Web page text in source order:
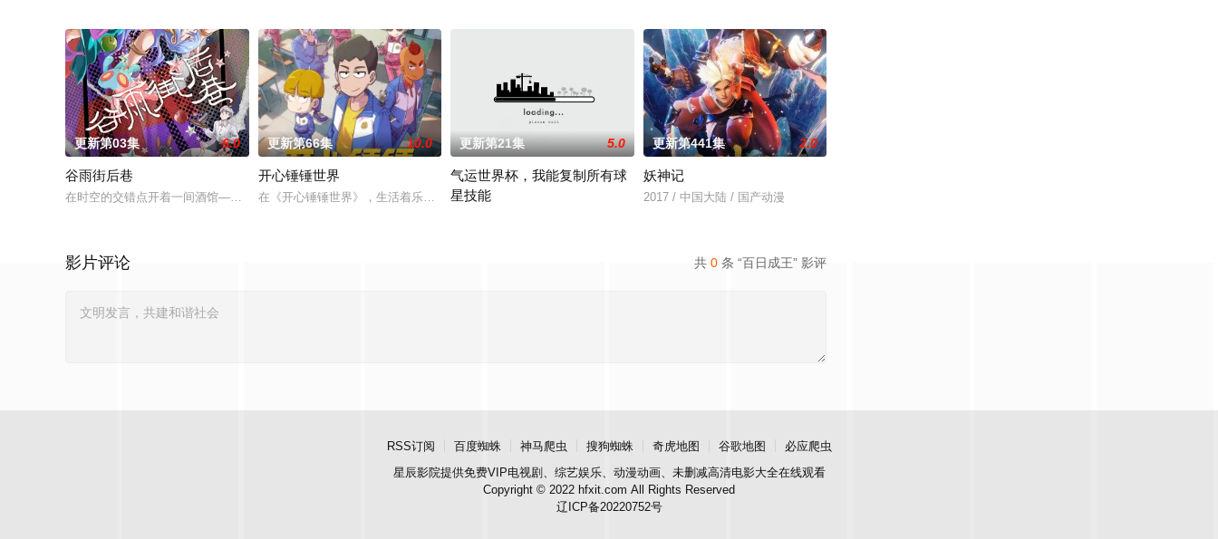
更新第03集 6.0
谷雨街后巷
在时空的交错点开着一间酒馆——谷雨街后巷。 无论城市的角落，还是繁星坠落的荒漠， 穿过现实的迷宫，欢迎光临“谷雨
更新第66集 10.0
开心锤锤世界
在《开心锤锤世界》，生活着乐观善良的少年锤锤和他性格各异的家人朋友们，他们在日常琐事中脑洞大开，以充满趣味的方式
更新第21集 5.0
气运世界杯，我能复制所有球
星技能
更新第441集 2.0
妖神记
2017 / 中国大陆 / 国产动漫
共 0 条 “百日成王” 影评
影片评论
RSS订阅 百度蜘蛛 神马爬虫 搜狗蜘蛛 奇虎地图 谷歌地图
必应爬虫
星辰影院提供免费VIP电视剧、综艺娱乐、动漫动画、未删减高清电影大全在线观看
Copyright © 2022 hfxit.com All Rights Reserved
辽ICP备20220752号